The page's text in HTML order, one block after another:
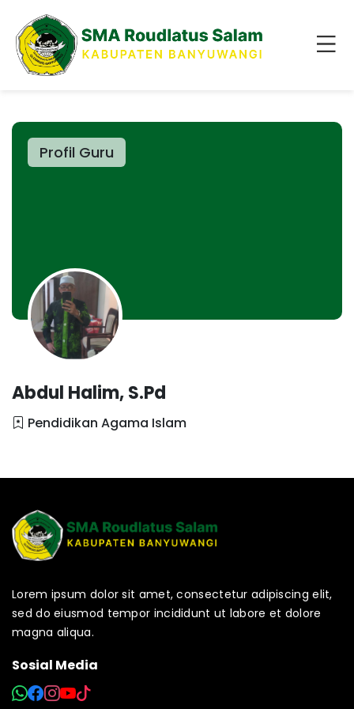
Profil Guru
Abdul Halim, S.Pd
Pendidikan Agama Islam
Lorem ipsum dolor sit amet, consectetur adipiscing elit,
sed do eiusmod tempor incididunt ut labore et dolore
magna aliqua.
Sosial Media